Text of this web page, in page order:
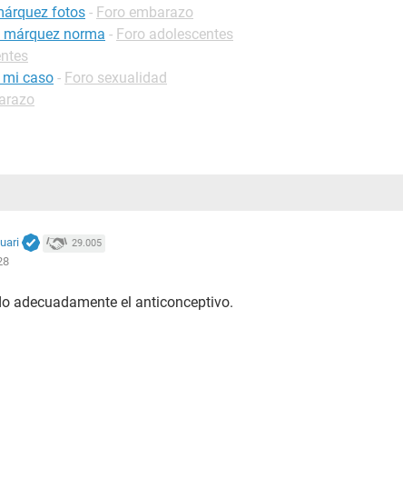
fotos - Foro embarazo
norma - Foro adolescentes
mi caso - Foro sexualidad
29.005
adecuadamente el anticonceptivo.